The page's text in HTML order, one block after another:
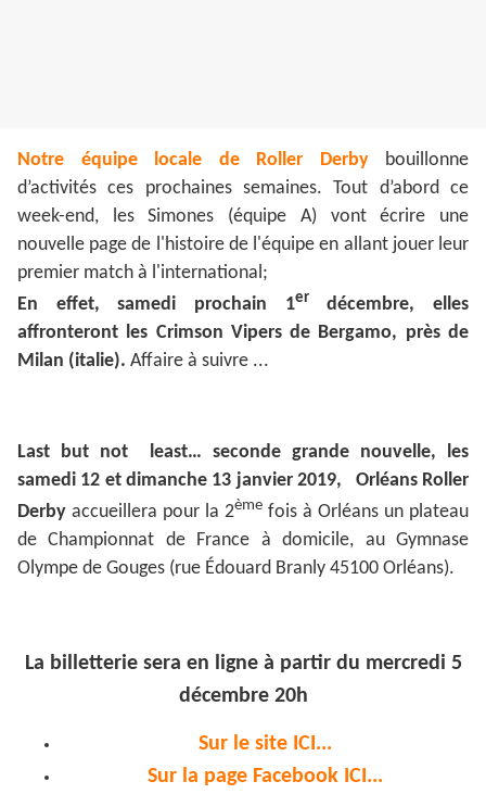
Notre équipe locale de Roller Derbybouillonne
d’activités ces prochaines semaines. Tout d’abord ce
week-end, les Simones (équipe A) vont écrire une
nouvelle page de l'histoire de l'équipe en allant jouer leur
premier match à l'international;
En effet, samedi prochain 1er
décembre, elles
affronteront les Crimson Vipers de Bergamo, près de
Milan (italie). Affaire à suivre ...
Last but not least… seconde grande nouvelle, les
samedi 12 et dimanche 13 janvier 2019, Orléans Roller
Derby accueillera pour la 2ème fois à Orléans un plateau
de Championnat de France à domicile, au Gymnase
Olympe de Gouges (rue Édouard Branly 45100 Orléans).
La billetterie sera en ligne à partir du mercredi 5
décembre 20h
Sur le site ICI...
Sur la page Facebook ICI...